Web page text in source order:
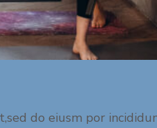
do eiusm por